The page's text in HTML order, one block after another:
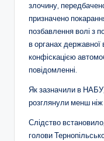
злочину,
призначено
позбавлення волі з
в органах державної
конфіскацією
повідомленні.
Як зазначили в
розглянули менш ніж
Слідство
голови